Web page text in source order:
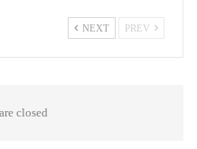
NEXT
closed.